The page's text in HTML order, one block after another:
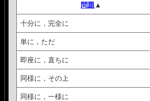
問題 ▲
十分に，完全に
単に，ただ
即座に，直ちに
同様に，その上
同様に，一様に